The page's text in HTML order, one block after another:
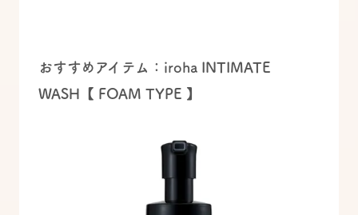
おすすめアイテム：iroha INTIMATE
WASH【 FOAM TYPE 】